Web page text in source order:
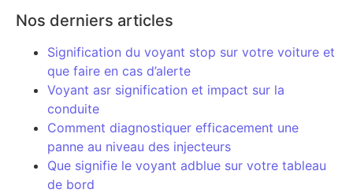
Nos derniers articles
Signification du voyant stop sur votre voiture et
que faire en cas d’alerte
Voyant asr signification et impact sur la
conduite
Comment diagnostiquer efficacement une
panne au niveau des injecteurs
Que signifie le voyant adblue sur votre tableau
de bord